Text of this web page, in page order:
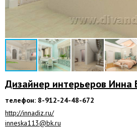
Дизайнер интерьеров Инна
телефон: 8-912-24-48-672
http://innadiz.ru/
inneska113@bk.ru